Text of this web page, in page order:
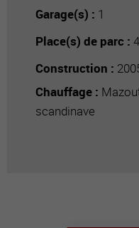
Garage(s) : 1
Place(s) de parc : 4
Construction :
Chauffage :
scandinave